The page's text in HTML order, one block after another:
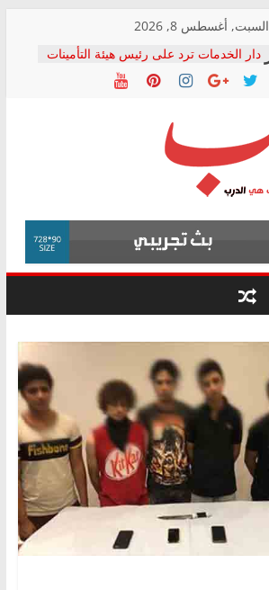
السبت, أغسطس 8, 2026
دار الخدمات ترد على رئيس هيئة التأمينات
بعد مؤتمره الصحفي: إنكار الأزمة لا ينهي
معاناة أصحاب المعاشات.. ونطالب بكشف
فرحات سليمان يكتب: القطاع الصحي إلى
أين؟
حزب التحالف الشعبي يطلق لجنة “الحق
في الصحة” بالإسكندرية لرصد الانتهاكات
ودعم المرضى
الوزاري لمدينة الصحفيين.. وانتهاء أعمال
إنشاء المبنى الإداري
المجلس القومي لحقوق الإنسان يعلن
متابعة قضية الدكتور محمد زهران.. ويؤكد:
قرينة البراءة وضمانات المحاكمة العادلة